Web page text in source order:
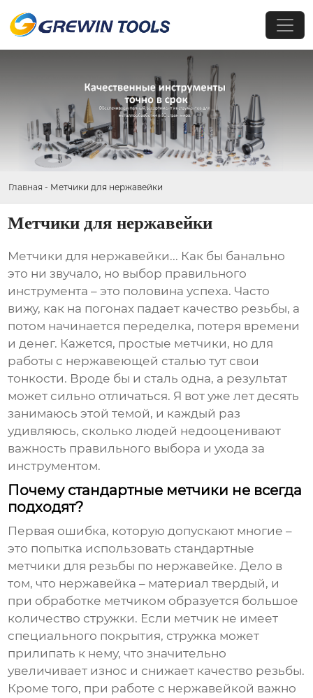
Главная - Метчики для нержавейки
Метчики для нержавейки
Метчики для нержавейки... Как бы банально
это ни звучало, но выбор правильного
инструмента – это половина успеха. Часто
вижу, как на погонах падает качество резьбы, а
потом начинается переделка, потеря времени
и денег. Кажется, простые метчики, но для
работы с нержавеющей сталью тут свои
тонкости. Вроде бы и сталь одна, а результат
может сильно отличаться. Я вот уже лет десять
занимаюсь этой темой, и каждый раз
удивляюсь, сколько людей недооценивают
важность правильного выбора и ухода за
инструментом.
Почему стандартные метчики не всегда
подходят?
Первая ошибка, которую допускают многие –
это попытка использовать стандартные
метчики для резьбы по нержавейке. Дело в
том, что нержавейка – материал твердый, и
при обработке метчиком образуется большое
количество стружки. Если метчик не имеет
специального покрытия, стружка может
прилипать к нему, что значительно
увеличивает износ и снижает качество резьбы.
Кроме того, при работе с нержавейкой важно